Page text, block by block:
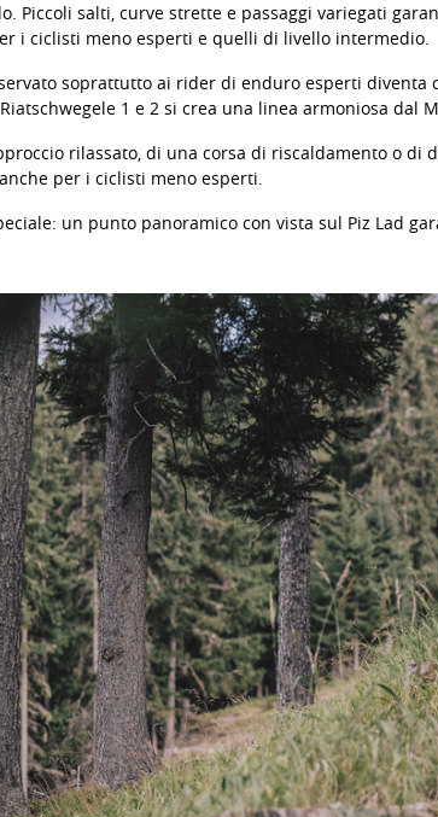
Piccoli salti, curve strette e passaggi variegati
i ciclisti meno esperti e quelli di livello intermedio.
soprattutto ai rider di enduro esperti
1 e 2 si crea una linea armoniosa dal
rilassato, di una corsa di riscaldamento o
per i ciclisti meno esperti.
un punto panoramico con vista sul Piz Lad